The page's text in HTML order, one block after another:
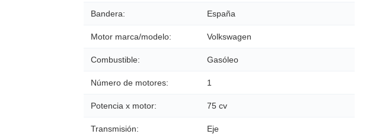
Bandera: España
Motor marca/modelo: Volkswagen
Combustible: Gasóleo
Número de motores: 1
Potencia x motor: 75 cv
Transmisión: Eje